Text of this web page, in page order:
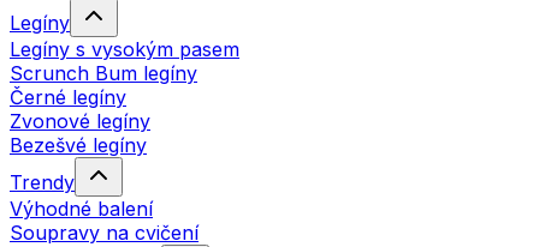
Legíny
Legíny s vysokým pasem
Scrunch Bum legíny
Černé legíny
Zvonové legíny
Bezešvé legíny
Trendy
Výhodné balení
Soupravy na cvičení